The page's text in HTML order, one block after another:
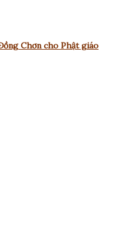
Chơn cho Phật giáo